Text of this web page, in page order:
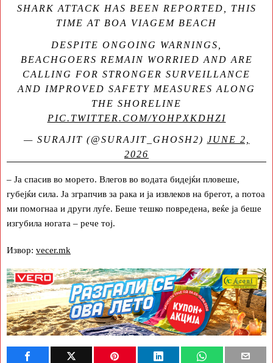
SHARK ATTACK HAS BEEN REPORTED, THIS
TIME AT BOA VIAGEM BEACH
DESPITE ONGOING WARNINGS,
BEACHGOERS REMAIN WORRIED AND ARE
CALLING FOR STRONGER SURVEILLANCE
AND IMPROVED SAFETY MEASURES ALONG
THE SHORELINE
PIC.TWITTER.COM/YOHPXKDHZI
— SURAJIT (@SURAJIT_GHOSH2) JUNE 2,
2026
– Ја спасив во морето. Влегов во водата бидејќи пловеше,
губејќи сила. Ја зграпчив за рака и ја извлеков на брегот, а потоа
ми помогнаа и други луѓе. Беше тешко повредена, веќе ја беше
изгубила ногата – рече тој.
Извор: vecer.mk